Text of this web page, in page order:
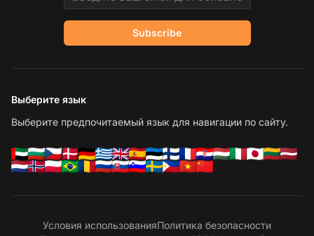
Subscribe
Выберите язык
Выберите предпочитаемый язык для навигации по сайту.
Условия использованияПолитика безопасности